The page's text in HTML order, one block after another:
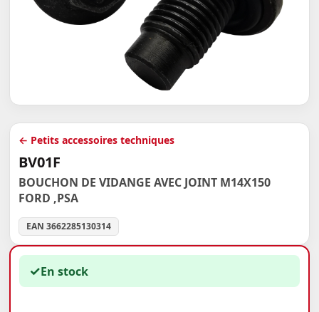
← Petits accessoires techniques
BV01F
BOUCHON DE VIDANGE AVEC JOINT M14X150
FORD ,PSA
EAN 3662285130314
✓En stock